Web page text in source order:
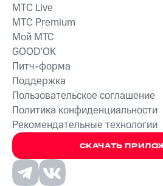
СКАЧАТЬ
MTС Live
MTС Premium
Мой МТС
GOOD’OK
Питч-форма
Поддержка
Пользовательское соглашение
Политика конфиденциальности
Рекомендательные технологии